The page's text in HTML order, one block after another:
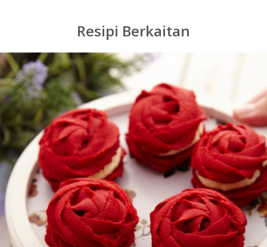
Resipi Berkaitan